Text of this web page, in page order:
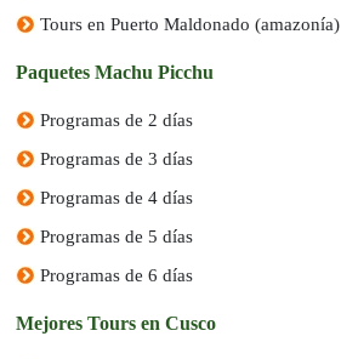
Tours en Puerto Maldonado (amazonía)
Paquetes Machu Picchu
Programas de 2 días
Programas de 3 días
Programas de 4 días
Programas de 5 días
Programas de 6 días
Mejores Tours en Cusco